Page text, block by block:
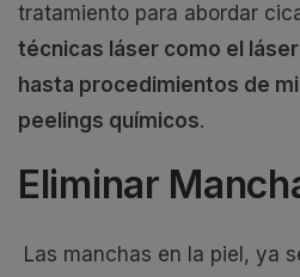
tratamiento para abordar
técnicas láser como el
hasta procedimientos de
peelings químicos.
Eliminar
Las manchas en la piel, ya